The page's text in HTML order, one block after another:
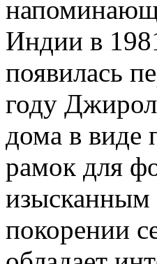
Индии в
появилась
году
дома в виде
рамок для
изысканным
покорении